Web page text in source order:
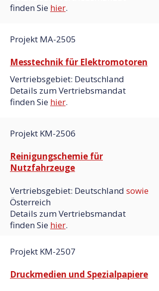
finden Sie hier.
Projekt MA-2505
Messtechnik für Elektromotoren
Vertriebsgebiet: Deutschland
Details zum Vertriebsmandat
finden Sie hier.
Projekt KM-2506
Reinigungschemie für
Nutzfahrzeuge
Vertriebsgebiet: Deutschland sowie
Österreich
Details zum Vertriebsmandat
finden Sie hier.
Projekt KM-2507
Druckmedien und Spezialpapiere